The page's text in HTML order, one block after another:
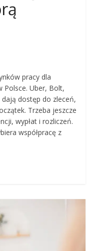
pracy dla
Polsce. Uber, Bolt,
dostęp do zleceń,
Trzeba jeszcze
wypłat i rozliczeń.
współpracę z